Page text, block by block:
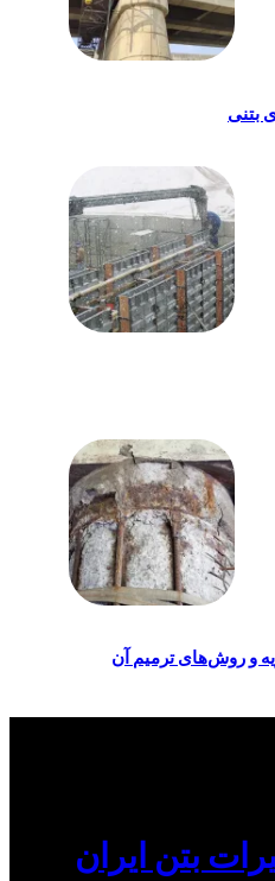
بتنی
و روش‌های ترمیم آن
بتن ایران